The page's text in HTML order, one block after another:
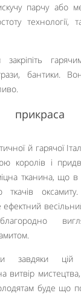
парчу або
технології,
бантики.
прикраса
й гарячої
королів і
тканина, що
ткачів
ефектний
завдяки цій
витвір
буде що